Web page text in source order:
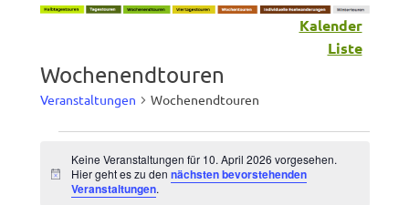
Kalender
Liste
Wochenendtouren
Veranstaltungen Wochenendtouren
Veranstaltungen
für
Hinweis
Keine Veranstaltungen für 10. April 2026 vorgesehen.
Hier geht es zu dennächsten bevorstehenden
Veranstaltungen.